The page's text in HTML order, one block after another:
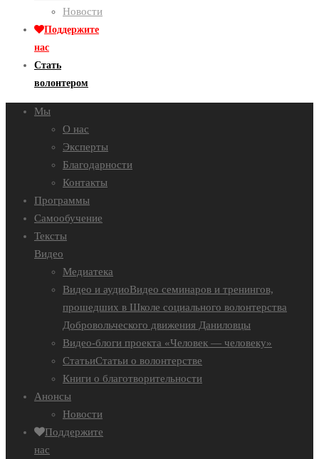
Новости
Поддержите
нас
Стать
волонтером
Мы
О нас
Эксперты
Благодарности
Контакты
Программы
Самообучение
Тексты
Видео
Медиатека
Видео и аудиоВидео семинаров и тренингов,
прошедших в Школе социального волонтерства
Добровольческого движения Даниловцы
Видео-блоги проекта «Человек — человеку»
СтатьиСтатьи о волонтерстве
Книги о благотворительности
Анонсы
Новости
Поддержите
нас